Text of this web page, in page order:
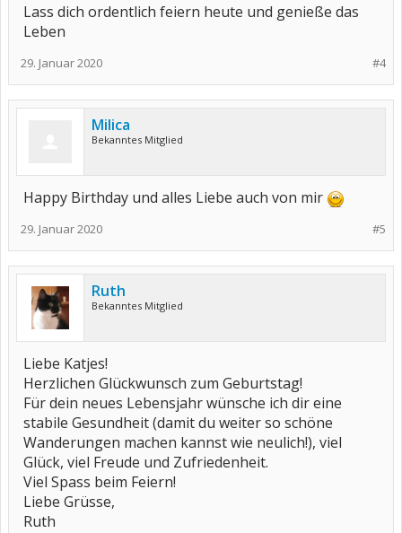
Lass dich ordentlich feiern heute und genieße das
Leben
#4
29. Januar 2020
Milica
Bekanntes Mitglied
Happy Birthday und alles Liebe auch von mir
#5
29. Januar 2020
Ruth
Bekanntes Mitglied
Liebe Katjes!
Herzlichen Glückwunsch zum Geburtstag!
Für dein neues Lebensjahr wünsche ich dir eine
stabile Gesundheit (damit du weiter so schöne
Wanderungen machen kannst wie neulich!), viel
Glück, viel Freude und Zufriedenheit.
Viel Spass beim Feiern!
Liebe Grüsse,
Ruth